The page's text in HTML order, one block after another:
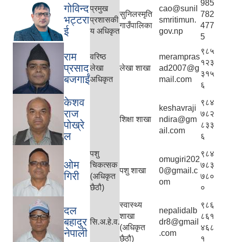
गोविन्द
भट्टरा
ई
प्रमुख
प्रशासकी
य अधिकृत
सुनिलस्मृति
गाउँपालिका
cao@sunil
smritimun.
gov.np
985
782
477
5
राम
प्रसाद
बजगाईं
वरिष्ठ
लेखा
अधिकृत
लेखा शाखा
merampras
ad2007@g
mail.com
९८५
१२३
३१५
६
केशव
राज
पोख्रे
ल
शिक्षा शाखा
keshavraji
ndira@gm
ail.com
९८४
७८२
८३३
६
ओम
गिरी
पशु
चिकत्सक
(अधिकृत
छैठौ)
पशु शाखा
omugiri202
0@gmail.c
om
९८४
७८३
७८०
०
दल
बहादुर
नेपाली
सि.अ.हे.व.
स्वास्थ्य
शाखा
(अधिकृत
छैठौ)
nepalidalb
dr8@gmail
.com
९८६
८६१
४६८
१